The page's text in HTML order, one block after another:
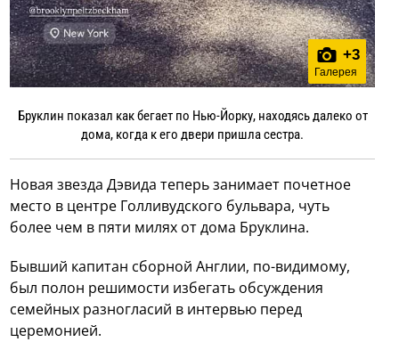
+3
Галерея
Бруклин показал как бегает по Нью-Йорку, находясь далеко от
дома, когда к его двери пришла сестра.
Новая звезда Дэвида теперь занимает почетное
место в центре Голливудского бульвара, чуть
более чем в пяти милях от дома Бруклина.
Бывший капитан сборной Англии, по-видимому,
был полон решимости избегать обсуждения
семейных разногласий в интервью перед
церемонией.